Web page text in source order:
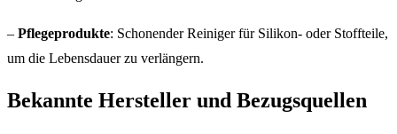
– Pflegeprodukte: Schonender Reiniger für Silikon- oder Stoffteile,
um die Lebensdauer zu verlängern.
Bekannte Hersteller und Bezugsquellen